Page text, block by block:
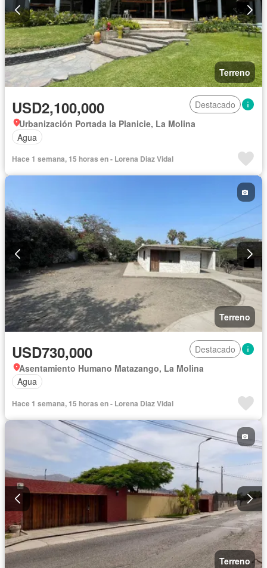
Terreno
USD2,100,000
Destacado
Urbanización Portada la Planicie, La Molina
Agua
Hace 1 semana, 15 horas en - Lorena Diaz Vidal
Terreno
USD730,000
Destacado
Asentamiento Humano Matazango, La Molina
Agua
Hace 1 semana, 15 horas en - Lorena Diaz Vidal
Terreno